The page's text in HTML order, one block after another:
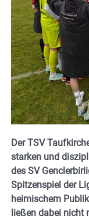
Der TSV
starken und
des SV
Spitzenspiel der
heimischem
ließen dabei nicht